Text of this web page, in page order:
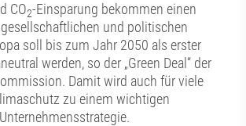
CO2-Einsparung bekommen einen
und politischen
soll bis zum Jahr 2050 als erster
werden, so der „Green Deal“ der
Damit wird auch für viele
zu einem wichtigen